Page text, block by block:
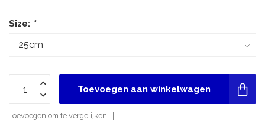
Size: *
Toevoegen aan winkelwagen
Toevoegen om te vergelijken